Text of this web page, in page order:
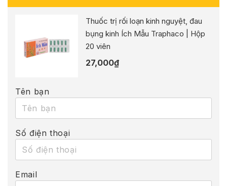
Thuốc trị rối loạn kinh nguyệt, đau
bụng kinh Ích Mẫu Traphaco | Hộp
20 viên
27,000₫
Tên bạn
Số điện thoại
Email